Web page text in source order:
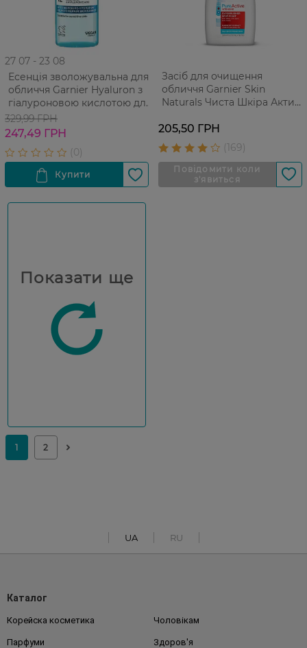
27 07 - 23 08
Есенція зволожувальна для
обличчя Garnier Hyaluron з
гіалуроновою кислотою для
відновлення захисного
бар'єру 120 мл
329,99 ГРН
247,49 ГРН
Засіб для очищення
обличчя Garnier Skin
Naturals Чиста Шкіра Актив
205,50 ГРН
Показати ще
UA RU
Каталог
Корейска косметика Чоловікам
Парфуми Здоров'я